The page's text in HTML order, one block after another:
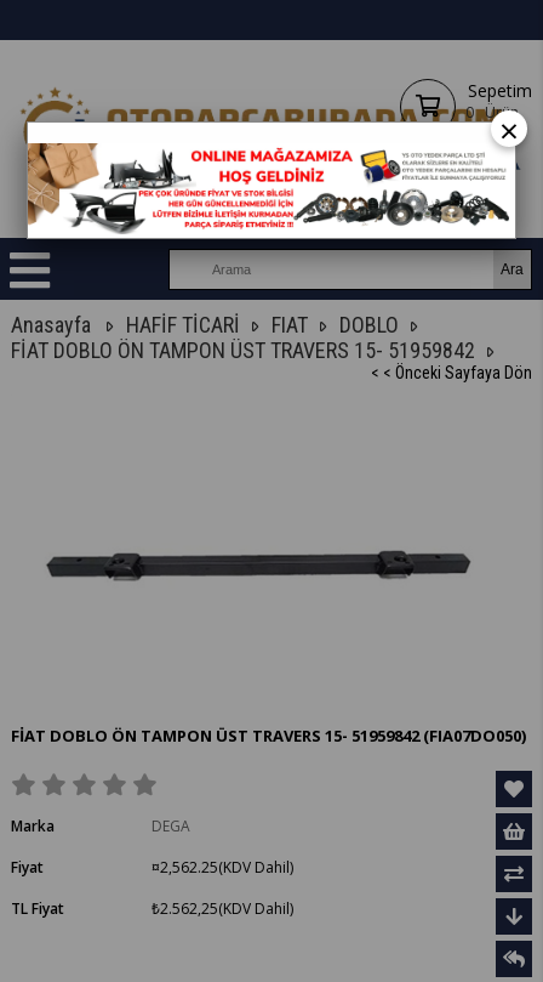
Sepetim
0 Ürün
Anasayfa HAFİF TİCARİ FIAT
DOBLO
FİAT DOBLO ÖN TAMPON ÜST TRAVERS 15- 51959842
< < Önceki Sayfaya Dön
FİAT DOBLO ÖN TAMPON ÜST TRAVERS 15- 51959842(FIA07DO050)
Marka
DEGA
Fiyat
¤2,562.25(KDV Dahil)
TL Fiyat
₺2.562,25(KDV Dahil)
×